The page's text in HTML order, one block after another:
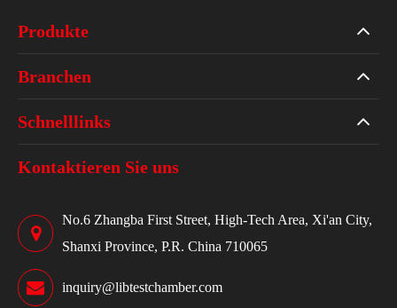
Produkte
Branchen
Schnelllinks
Kontaktieren Sie uns
No.6 Zhangba First Street, High-Tech Area, Xi'an City,
Shanxi Province, P.R. China 710065
inquiry@libtestchamber.com